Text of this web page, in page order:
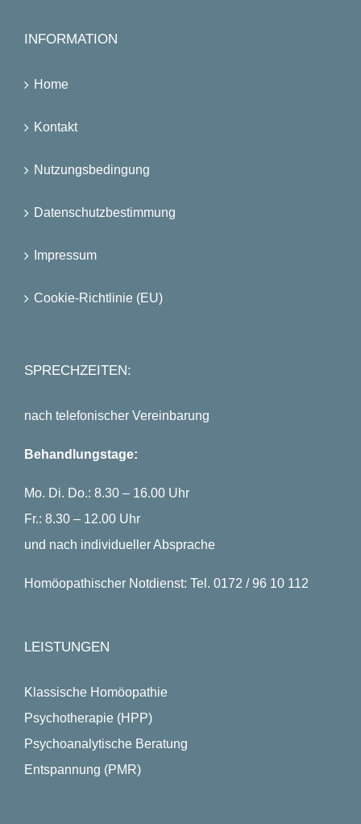
INFORMATION
Home
Kontakt
Nutzungsbedingung
Datenschutzbestimmung
Impressum
Cookie-Richtlinie (EU)
SPRECHZEITEN:
nach telefonischer Vereinbarung
Behandlungstage:
Mo. Di. Do.: 8.30 – 16.00 Uhr
Fr.: 8.30 – 12.00 Uhr
und nach individueller Absprache
Homöopathischer Notdienst: Tel. 0172 / 96 10 112
LEISTUNGEN
Klassische Homöopathie
Psychotherapie (HPP)
Psychoanalytische Beratung
Entspannung (PMR)